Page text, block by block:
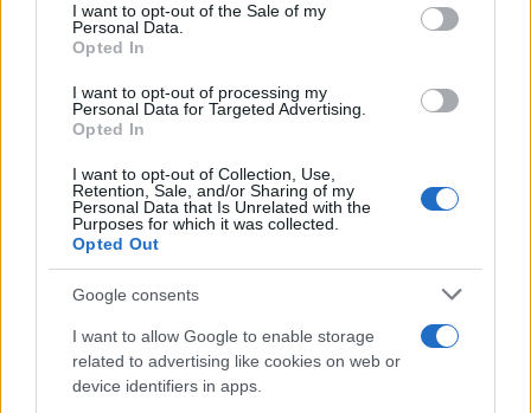
I want to opt-out of the Sale of my
Personal Data.
Opted In
I want to opt-out of processing my
Personal Data for Targeted Advertising.
Opted In
I want to opt-out of Collection, Use,
Retention, Sale, and/or Sharing of my
Personal Data that Is Unrelated with the
Purposes for which it was collected.
Opted Out
Google consents
I want to allow Google to enable storage
related to advertising like cookies on web or
device identifiers in apps.
Capire i cicli di Bitcoin tra liquidità, halving e afflussi
regolamentati
Niccolò Conforti · 4 Ago 2026
CRIPTOVALUTE